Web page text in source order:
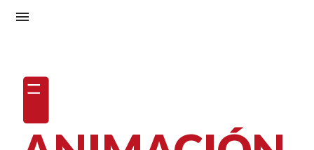
🖥️